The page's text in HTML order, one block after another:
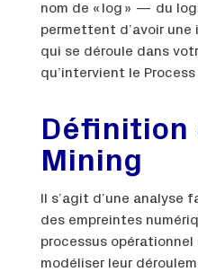
nom de « log » — du
permettent d’avoir
qui se déroule dans
qu’intervient le
Définition
Mining
Il s’agit d’une analyse
des empreintes
processus
modéliser leur